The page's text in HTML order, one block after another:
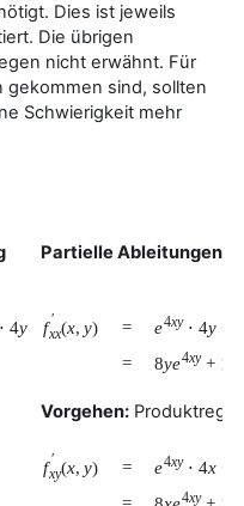
Dies ist jeweils
Die übrigen
nicht erwähnt. Für
gekommen sind, sollten
Schwierigkeit mehr
Partielle Ableitungen
⋅ 4y
f ′
xx(x, y) = e4xy ⋅ 4y +
=
8ye4xy + 16
Vorgehen:
f ′
xy(x, y) = e4xy ⋅ 4x +
4xy